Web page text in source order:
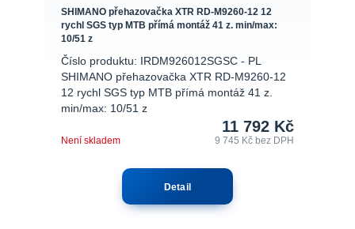
SHIMANO přehazovačka XTR RD-M9260-12 12
rychl SGS typ MTB přímá montáž 41 z. min/max:
10/51 z
Číslo produktu: IRDM926012SGSC - PL
SHIMANO přehazovačka XTR RD-M9260-12
12 rychl SGS typ MTB přímá montáž 41 z.
min/max: 10/51 z
11 792 Kč
9 745 Kčbez DPH
Není skladem
Detail